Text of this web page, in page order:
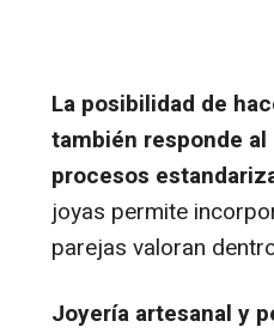
La posibilidad de
también responde
procesos
joyas permite
parejas valoran
Joyería artesanal y